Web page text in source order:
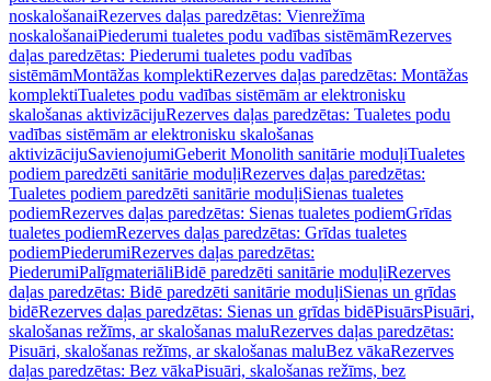
noskalošanaiRezerves daļas paredzētas: Vienrežīma
noskalošanaiPiederumi tualetes podu vadības sistēmāmRezerves
daļas paredzētas: Piederumi tualetes podu vadības
sistēmāmMontāžas komplektiRezerves daļas paredzētas: Montāžas
komplektiTualetes podu vadības sistēmām ar elektronisku
skalošanas aktivizācijuRezerves daļas paredzētas: Tualetes podu
vadības sistēmām ar elektronisku skalošanas
aktivizācijuSavienojumiGeberit Monolith sanitārie moduļiTualetes
podiem paredzēti sanitārie moduļiRezerves daļas paredzētas:
Tualetes podiem paredzēti sanitārie moduļiSienas tualetes
podiemRezerves daļas paredzētas: Sienas tualetes podiemGrīdas
tualetes podiemRezerves daļas paredzētas: Grīdas tualetes
podiemPiederumiRezerves daļas paredzētas:
PiederumiPalīgmateriāliBidē paredzēti sanitārie moduļiRezerves
daļas paredzētas: Bidē paredzēti sanitārie moduļiSienas un grīdas
bidēRezerves daļas paredzētas: Sienas un grīdas bidēPisuārsPisuāri,
skalošanas režīms, ar skalošanas maluRezerves daļas paredzētas:
Pisuāri, skalošanas režīms, ar skalošanas maluBez vākaRezerves
daļas paredzētas: Bez vākaPisuāri, skalošanas režīms, bez